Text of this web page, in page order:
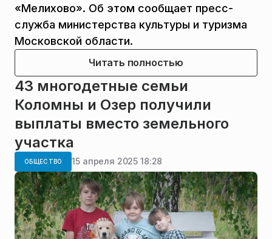
«Мелихово». Об этом сообщает пресс-
служба министерства культуры и туризма
Московской области.
Читать полностью
43 многодетные семьи
Коломны и Озер получили
выплаты вместо земельного
участка
ОБЩЕСТВО 15 апреля 2025 18:28